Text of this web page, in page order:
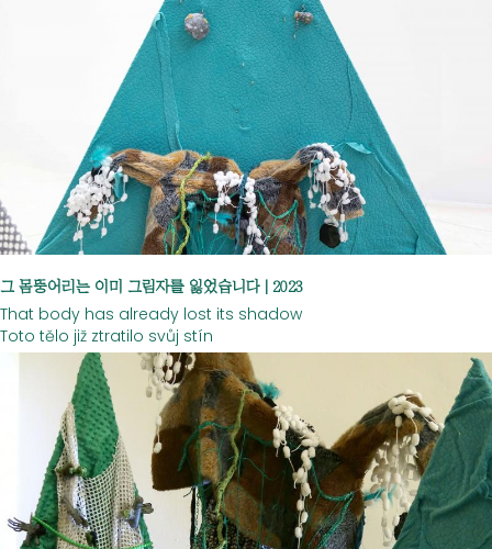
그 몸뚱어리는 이미 그림자를 잃었습니다 | 2023
That body has already lost its shadow
Toto tělo již ztratilo svůj stín